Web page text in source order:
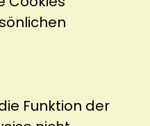
Funktion der